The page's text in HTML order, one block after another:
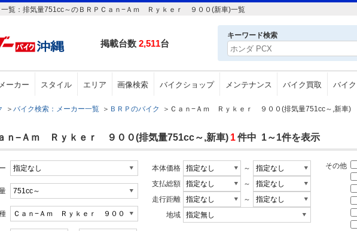
一覧：排気量751cc～のＢＲＰＣａｎ−Ａｍ Ｒｙｋｅｒ ９００(新車)一覧
掲載台数 2,511台
キーワード検索
メーカー スタイル エリア 画像検索 バイクショップ メンテナンス バイク買取 バイ
＞ バイク検索：メーカー一覧 ＞ ＢＲＰのバイク ＞ Ｃａｎ−Ａｍ Ｒｙｋｅｒ ９００(排気量751cc～,新車)
ｎ−Ａｍ Ｒｙｋｅｒ ９００(排気量751cc～,新車) 1件中 1～1件を表示
本体価格
～
支払総額
～
走行距離
～
地域
その他